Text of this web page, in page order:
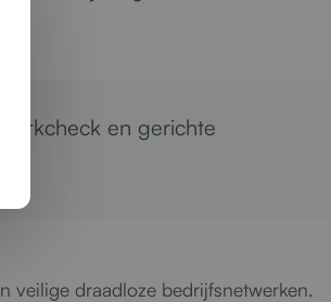
en gerichte
veilige draadloze bedrijfsnetwerken.